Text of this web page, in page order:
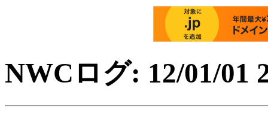
NWCログ: 12/01/01